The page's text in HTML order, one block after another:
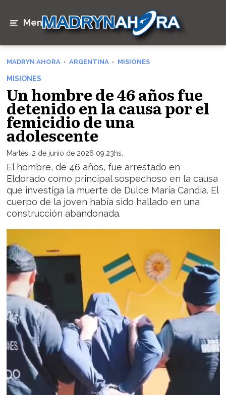
Menú
MADRYN AHORA ARGENTINA MISIONES
MISIONES
Un hombre de 46 años fue
detenido en la causa por el
femicidio de una
adolescente
Martes, 2 de junio de 2026 09:23hs.
El hombre, de 46 años, fue arrestado en
Eldorado como principal sospechoso en la causa
que investiga la muerte de Dulce María Candia. El
cuerpo de la joven había sido hallado en una
construcción abandonada.